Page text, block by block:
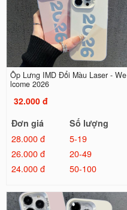
Ốp Lưng IMD Đổi Màu Laser - We
lcome 2026
32.000 đ
Đơn giá
Số lượng
28.000 đ
5-19
26.000 đ
20-49
24.000 đ
50-100